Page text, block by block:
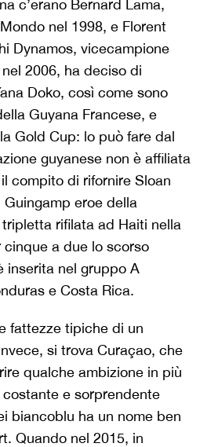
c’erano Bernard Lama,
nel 1998, e Florent
Dynamos, vicecampione
2006, ha deciso di
Doko, così come sono
Guyana Francese, e
Gold Cup: lo può fare dal
guyanese non è affiliata
compito di rifornire Sloan
eroe della
rifilata ad Haiti nella
a due lo scorso
inserita nel gruppo A
e Costa Rica.
fattezze tipiche di un
si trova Curaçao, che
qualche ambizione in più
e sorprendente
biancoblu ha un nome ben
Quando nel 2015, in